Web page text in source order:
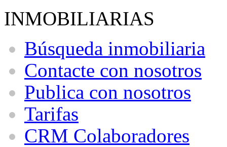
INMOBILIARIAS
Búsqueda inmobiliaria
Contacte con nosotros
Publica con nosotros
Tarifas
CRM Colaboradores